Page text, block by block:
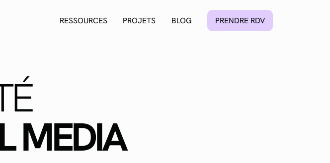
RESSOURCES PROJETS BLOG PRENDRE RDV
MEDIA